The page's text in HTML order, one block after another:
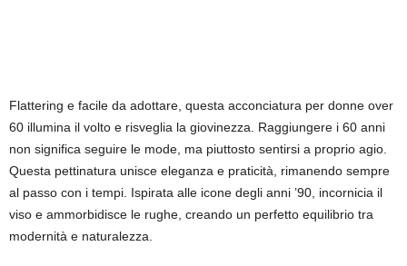
Flattering e facile da adottare, questa acconciatura per donne over
60 illumina il volto e risveglia la giovinezza. Raggiungere i 60 anni
non significa seguire le mode, ma piuttosto sentirsi a proprio agio.
Questa pettinatura unisce eleganza e praticità, rimanendo sempre
al passo con i tempi. Ispirata alle icone degli anni ’90, incornicia il
viso e ammorbidisce le rughe, creando un perfetto equilibrio tra
modernità e naturalezza.